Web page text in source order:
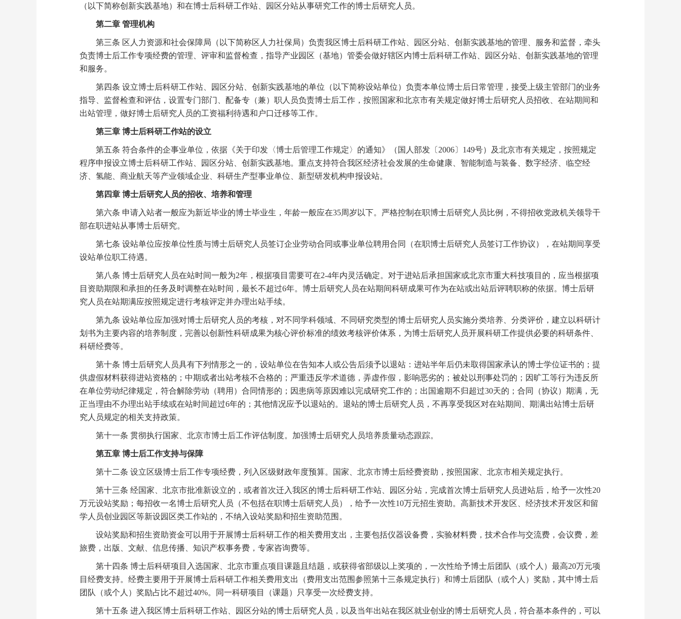
（以下简称创新实践基地）和在博士后科研工作站、园区分站从事研究工作的博士后研究人员。
第二章 管理机构
第三条 区人力资源和社会保障局（以下简称区人力社保局）负责我区博士后科研工作站、园区分站、创新实践基地的管理、服务和监督，牵头
负责博士后工作专项经费的管理、评审和监督检查，指导产业园区（基地）管委会做好辖区内博士后科研工作站、园区分站、创新实践基地的管理
和服务。
第四条 设立博士后科研工作站、园区分站、创新实践基地的单位（以下简称设站单位）负责本单位博士后日常管理，接受上级主管部门的业务
指导、监督检查和评估，设置专门部门、配备专（兼）职人员负责博士后工作，按照国家和北京市有关规定做好博士后研究人员招收、在站期间和
出站管理，做好博士后研究人员的工资福利待遇和户口迁移等工作。
第三章 博士后科研工作站的设立
第五条 符合条件的企事业单位，依据《关于印发〈博士后管理工作规定〉的通知》（国人部发〔2006〕149号）及北京市有关规定，按照规定
程序申报设立博士后科研工作站、园区分站、创新实践基地。重点支持符合我区经济社会发展的生命健康、智能制造与装备、数字经济、临空经
济、氢能、商业航天等产业领域企业、科研生产型事业单位、新型研发机构申报设站。
第四章 博士后研究人员的招收、培养和管理
第六条 申请入站者一般应为新近毕业的博士毕业生，年龄一般应在35周岁以下。严格控制在职博士后研究人员比例，不得招收党政机关领导干
部在职进站从事博士后研究。
第七条 设站单位应按单位性质与博士后研究人员签订企业劳动合同或事业单位聘用合同（在职博士后研究人员签订工作协议），在站期间享受
设站单位职工待遇。
第八条 博士后研究人员在站时间一般为2年，根据项目需要可在2-4年内灵活确定。对于进站后承担国家或北京市重大科技项目的，应当根据项
目资助期限和承担的任务及时调整在站时间，最长不超过6年。博士后研究人员在站期间科研成果可作为在站或出站后评聘职称的依据。博士后研
究人员在站期满应按照规定进行考核评定并办理出站手续。
第九条 设站单位应加强对博士后研究人员的考核，对不同学科领域、不同研究类型的博士后研究人员实施分类培养、分类评价，建立以科研计
划书为主要内容的培养制度，完善以创新性科研成果为核心评价标准的绩效考核评价体系，为博士后研究人员开展科研工作提供必要的科研条件、
科研经费等。
第十条 博士后研究人员具有下列情形之一的，设站单位在告知本人或公告后须予以退站：进站半年后仍未取得国家承认的博士学位证书的；提
供虚假材料获得进站资格的；中期或者出站考核不合格的；严重违反学术道德，弄虚作假，影响恶劣的；被处以刑事处罚的；因旷工等行为违反所
在单位劳动纪律规定，符合解除劳动（聘用）合同情形的；因患病等原因难以完成研究工作的；出国逾期不归超过30天的；合同（协议）期满，无
正当理由不办理出站手续或在站时间超过6年的；其他情况应予以退站的。退站的博士后研究人员，不再享受我区对在站期间、期满出站博士后研
究人员规定的相关支持政策。
第十一条 贯彻执行国家、北京市博士后工作评估制度。加强博士后研究人员培养质量动态跟踪。
第五章 博士后工作支持与保障
第十二条 设立区级博士后工作专项经费，列入区级财政年度预算。国家、北京市博士后经费资助，按照国家、北京市相关规定执行。
第十三条 经国家、北京市批准新设立的，或者首次迁入我区的博士后科研工作站、园区分站，完成首次博士后研究人员进站后，给予一次性20
万元设站奖励；每招收一名博士后研究人员（不包括在职博士后研究人员），给予一次性10万元招生资助。高新技术开发区、经济技术开发区和留
学人员创业园区等新设园区类工作站的，不纳入设站奖励和招生资助范围。
设站奖励和招生资助资金可以用于开展博士后科研工作的相关费用支出，主要包括仪器设备费，实验材料费，技术合作与交流费，会议费，差
旅费，出版、文献、信息传播、知识产权事务费，专家咨询费等。
第十四条 博士后科研项目入选国家、北京市重点项目课题且结题，或获得省部级以上奖项的，一次性给予博士后团队（或个人）最高20万元项
目经费支持。经费主要用于开展博士后科研工作相关费用支出（费用支出范围参照第十三条规定执行）和博士后团队（或个人）奖励，其中博士后
团队（或个人）奖励占比不超过40%。同一科研项目（课题）只享受一次经费支持。
第十五条 进入我区博士后科研工作站、园区分站的博士后研究人员，以及当年出站在我区就业创业的博士后研究人员，符合基本条件的，可以